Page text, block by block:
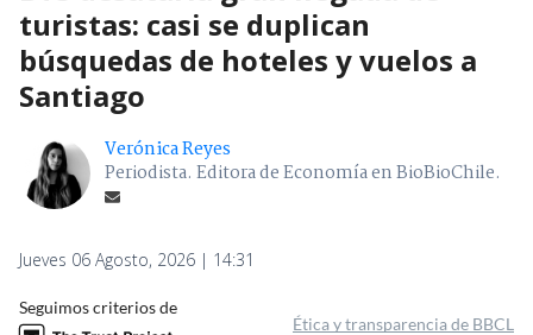
turistas: casi se duplican
búsquedas de hoteles y vuelos a
Santiago
Verónica Reyes
Periodista. Editora de Economía en BioBioChile.
Jueves 06 Agosto, 2026 | 14:31
Seguimos criterios de
Ética y transparencia de BBCL